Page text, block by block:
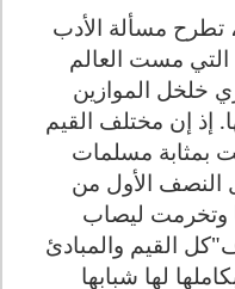
تطرح مسألة الأدب
التي مست العالم
خلخل الموازين
إذ إن مختلف القيم
بمثابة مسلمات
النصف الأول من
وتخرمت ليصاب
القيم والمبادئ
لها شبابها